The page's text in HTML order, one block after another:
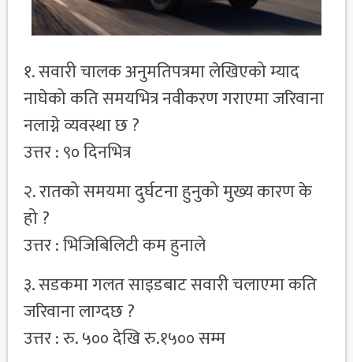
१. सवारी चालक अनुमतिपत्रमा लेखिएको म्याद
नाघेको कति समयभित्र नवीकरण गराएमा जरिवाना
नलाग्ने व्यवस्था छ ?
उत्तर : ९० दिनभित्र
२. रातको समयमा दुर्घटना हुनुको मुख्य कारण के
हो ?
उत्तर : भिजिबिलिटी कम हुनाले
३. सडकमा गलत साइडबाट सवारी चलाएमा कति
जरिवाना लाग्दछ ?
उत्तर : रु. ५०० देखि रु.१५०० सम्म